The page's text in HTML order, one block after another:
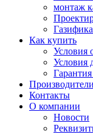
монтаж
Как купить
Условия
Условия
Производители
Контакты
О компании
Новости